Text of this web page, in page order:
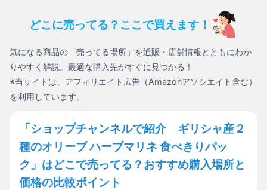
どこに売ってる？ここで買えます！
気になる商品の「売ってる場所」を通販・店舗情報とともにわか
りやすく解説。最適な購入先がすぐに見つかる！
※当サイトは、アフィリエイト広告（Amazonアソシエイト含む）
を利用しています。
「ショップチャンネルで紹介 ギリシャ産２
種のオリーブ ハーブマリネ 食べきりパッ
ク」はどこで売ってる？おすすめ購入場所と
価格の比較ポイント